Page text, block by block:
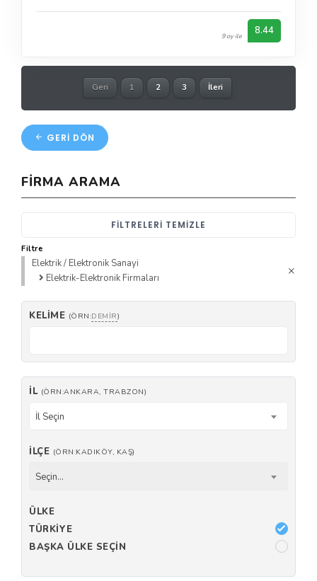
9 oy ile 8.44
Geri 1 2 3 İleri
GERI DÖN
FIRMA ARAMA
FILTRELERI TEMIZLE
Filtre
Elektrik / Elektronik Sanayi
Elektrik-Elektronik Firmaları
KELIME (ÖRN:DEMIR)
İL (ÖRN:ANKARA, TRABZON)
İl Seçin
İLÇE (ÖRN:KADIKÖY, KAŞ)
Seçin...
ÜLKE
TÜRKIYE
BAŞKA ÜLKE SEÇIN